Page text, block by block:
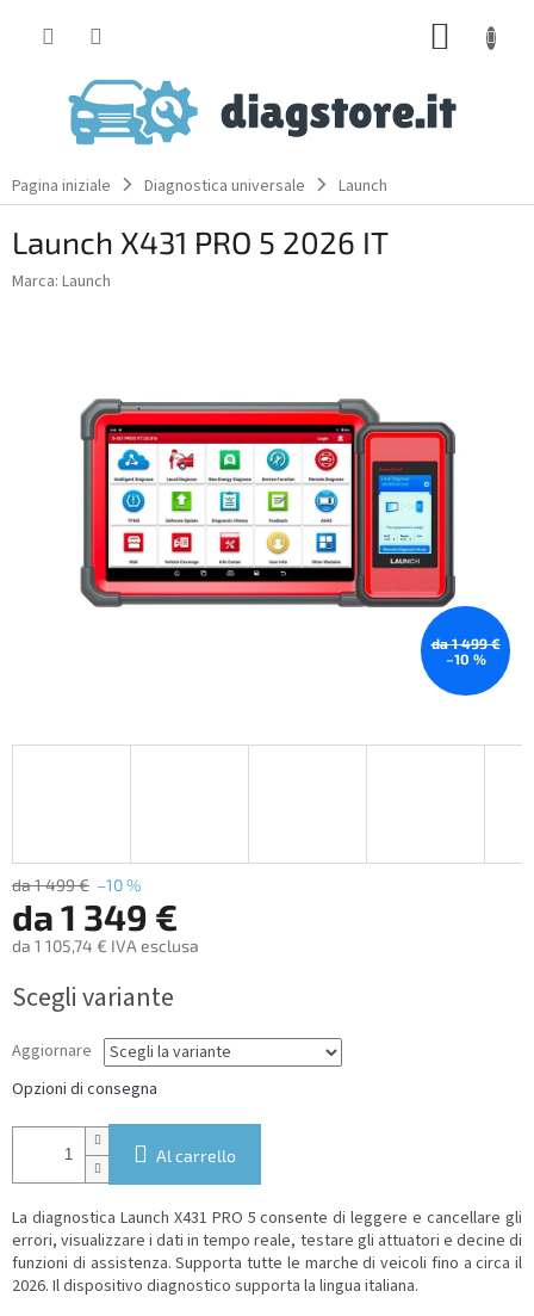
Pagina iniziale Diagnostica universale Launch
Launch X431 PRO 5 2026 IT
Marca: Launch
da 1 499 €
–10 %
da 1 499 € –10 %
da1 349 €
da 1 105,74 € IVA esclusa
price:
Scegli variante
Aggiornare
Opzioni di consegna
Al carrello
La diagnostica Launch X431 PRO 5 consente di leggere e cancellare gli
errori, visualizzare i dati in tempo reale, testare gli attuatori e decine di
funzioni di assistenza. Supporta tutte le marche di veicoli fino a circa il
2026. Il dispositivo diagnostico supporta la lingua italiana.